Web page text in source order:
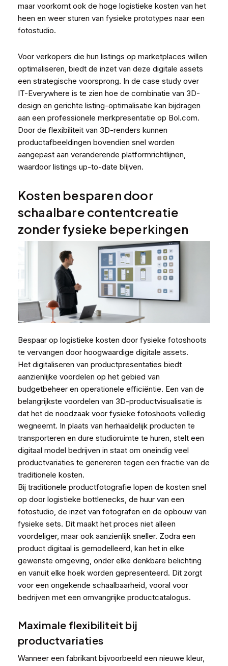
maar voorkomt ook de hoge logistieke kosten van het
heen en weer sturen van fysieke prototypes naar een
fotostudio.
Voor verkopers die hun listings op marketplaces willen
optimaliseren, biedt de inzet van deze digitale assets
een strategische voorsprong. In de case study over
IT-Everywhere is te zien hoe de combinatie van 3D-
design en gerichte listing-optimalisatie kan bijdragen
aan een professionele merkpresentatie op Bol.com.
Door de flexibiliteit van 3D-renders kunnen
productafbeeldingen bovendien snel worden
aangepast aan veranderende platformrichtlijnen,
waardoor listings up-to-date blijven.
Kosten besparen door
schaalbare contentcreatie
zonder fysieke beperkingen
Bespaar op logistieke kosten door fysieke fotoshoots
te vervangen door hoogwaardige digitale assets.
Het digitaliseren van productpresentaties biedt
aanzienlijke voordelen op het gebied van
budgetbeheer en operationele efficiëntie. Een van de
belangrijkste voordelen van 3D-productvisualisatie is
dat het de noodzaak voor fysieke fotoshoots volledig
wegneemt. In plaats van herhaaldelijk producten te
transporteren en dure studioruimte te huren, stelt een
digitaal model bedrijven in staat om oneindig veel
productvariaties te genereren tegen een fractie van de
traditionele kosten.
Bij traditionele productfotografie lopen de kosten snel
op door logistieke bottlenecks, de huur van een
fotostudio, de inzet van fotografen en de opbouw van
fysieke sets. Dit maakt het proces niet alleen
voordeliger, maar ook aanzienlijk sneller. Zodra een
product digitaal is gemodelleerd, kan het in elke
gewenste omgeving, onder elke denkbare belichting
en vanuit elke hoek worden gepresenteerd. Dit zorgt
voor een ongekende schaalbaarheid, vooral voor
bedrijven met een omvangrijke productcatalogus.
Maximale flexibiliteit bij
productvariaties
Wanneer een fabrikant bijvoorbeeld een nieuwe kleur,